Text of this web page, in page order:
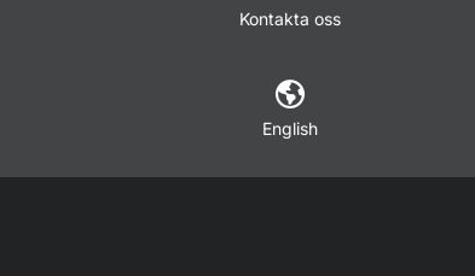
Kontakta oss
English